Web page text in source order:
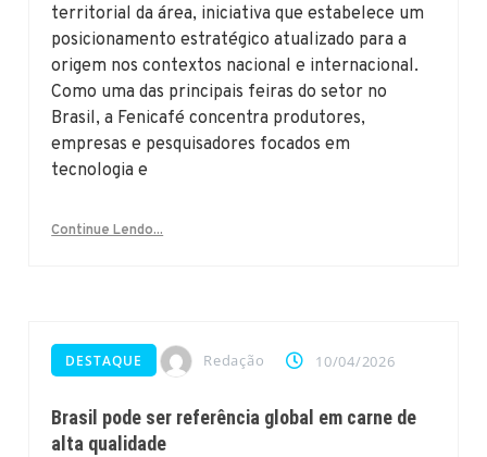
territorial da área, iniciativa que estabelece um
posicionamento estratégico atualizado para a
origem nos contextos nacional e internacional.
Como uma das principais feiras do setor no
Brasil, a Fenicafé concentra produtores,
empresas e pesquisadores focados em
tecnologia e
Continue Lendo...
DESTAQUE Redação 10/04/2026
Brasil pode ser referência global em carne de
alta qualidade